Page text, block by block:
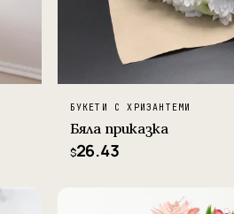
БУКЕТИ С ХРИЗАНТЕМИ
Бяла приказка
$26.43